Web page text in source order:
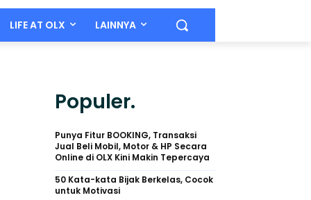
LIFE AT OLX LAINNYA
Populer.
Punya Fitur BOOKING, Transaksi
Jual Beli Mobil, Motor & HP Secara
Online di OLX Kini Makin Tepercaya
50 Kata-kata Bijak Berkelas, Cocok
untuk Motivasi